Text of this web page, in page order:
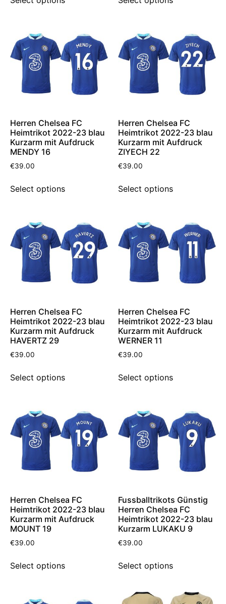
Herren Chelsea FC
Heimtrikot 2022-23 blau
Kurzarm mit Aufdruck
MENDY 16
€39.00
Select options
Herren Chelsea FC
Heimtrikot 2022-23 blau
Kurzarm mit Aufdruck
ZIYECH 22
€39.00
Select options
Herren Chelsea FC
Heimtrikot 2022-23 blau
Kurzarm mit Aufdruck
HAVERTZ 29
€39.00
Select options
Herren Chelsea FC
Heimtrikot 2022-23 blau
Kurzarm mit Aufdruck
WERNER 11
€39.00
Select options
Herren Chelsea FC
Heimtrikot 2022-23 blau
Kurzarm mit Aufdruck
MOUNT 19
€39.00
Select options
Fussballtrikots Günstig
Herren Chelsea FC
Heimtrikot 2022-23 blau
Kurzarm LUKAKU 9
€39.00
Select options